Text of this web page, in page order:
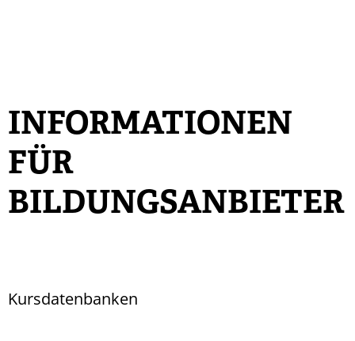
INFORMATIONEN
FÜR
BILDUNGSANBIETER
Kursdatenbanken